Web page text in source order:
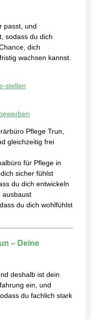
passt, und
sodass du dich
dich
wachsen kannst.
stellen
Pflege Trun,
gleichzeitig frei
für Pflege in
sicher fühlst
du dich entwickeln
ausbaust
du dich wohlfühlst
– Deine
deshalb ist dein
ein, und
du fachlich stark